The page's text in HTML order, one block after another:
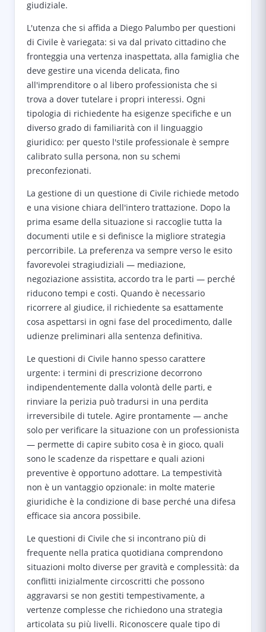
giudiziale.
L'utenza che si affida a Diego Palumbo per questioni
di Civile è variegata: si va dal privato cittadino che
fronteggia una vertenza inaspettata, alla famiglia che
deve gestire una vicenda delicata, fino
all'imprenditore o al libero professionista che si
trova a dover tutelare i propri interessi. Ogni
tipologia di richiedente ha esigenze specifiche e un
diverso grado di familiarità con il linguaggio
giuridico: per questo l'stile professionale è sempre
calibrato sulla persona, non su schemi
preconfezionati.
La gestione di un questione di Civile richiede metodo
e una visione chiara dell'intero trattazione. Dopo la
prima esame della situazione si raccoglie tutta la
documenti utile e si definisce la migliore strategia
percorribile. La preferenza va sempre verso le esito
favorevolei stragiudiziali — mediazione,
negoziazione assistita, accordo tra le parti — perché
riducono tempi e costi. Quando è necessario
ricorrere al giudice, il richiedente sa esattamente
cosa aspettarsi in ogni fase del procedimento, dalle
udienze preliminari alla sentenza definitiva.
Le questioni di Civile hanno spesso carattere
urgente: i termini di prescrizione decorrono
indipendentemente dalla volontà delle parti, e
rinviare la perizia può tradursi in una perdita
irreversibile di tutele. Agire prontamente — anche
solo per verificare la situazione con un professionista
— permette di capire subito cosa è in gioco, quali
sono le scadenze da rispettare e quali azioni
preventive è opportuno adottare. La tempestività
non è un vantaggio opzionale: in molte materie
giuridiche è la condizione di base perché una difesa
efficace sia ancora possibile.
Le questioni di Civile che si incontrano più di
frequente nella pratica quotidiana comprendono
situazioni molto diverse per gravità e complessità: da
conflitti inizialmente circoscritti che possono
aggravarsi se non gestiti tempestivamente, a
vertenze complesse che richiedono una strategia
articolata su più livelli. Riconoscere quale tipo di